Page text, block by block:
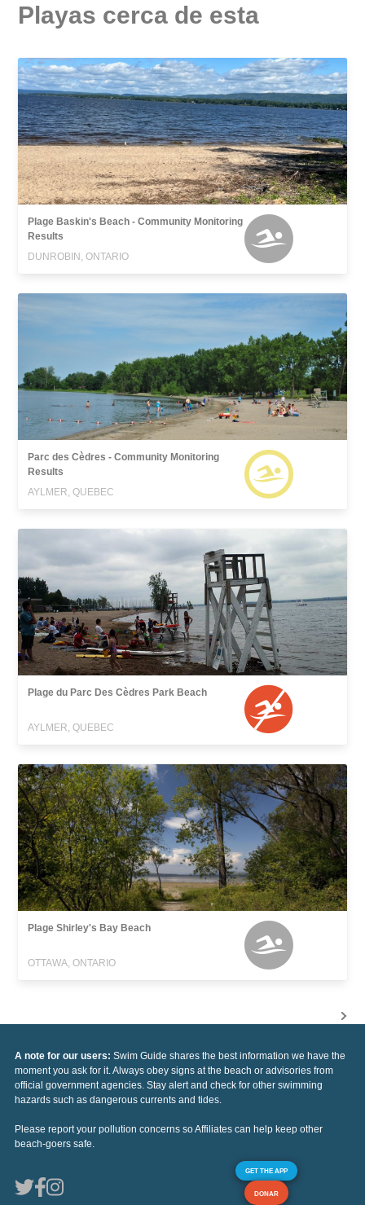
Playas cerca de esta
Plage Baskin's Beach - Community Monitoring
Results
DUNROBIN, ONTARIO
Parc des Cèdres - Community Monitoring
Results
AYLMER, QUEBEC
Plage du Parc Des Cèdres Park Beach
AYLMER, QUEBEC
Plage Shirley's Bay Beach
OTTAWA, ONTARIO
A note for our users: Swim Guide shares the best information we have the
moment you ask for it. Always obey signs at the beach or advisories from
official government agencies. Stay alert and check for other swimming
hazards such as dangerous currents and tides.
Please report your pollution concerns so Affiliates can help keep other
beach-goers safe.
GET THE APP
DONAR